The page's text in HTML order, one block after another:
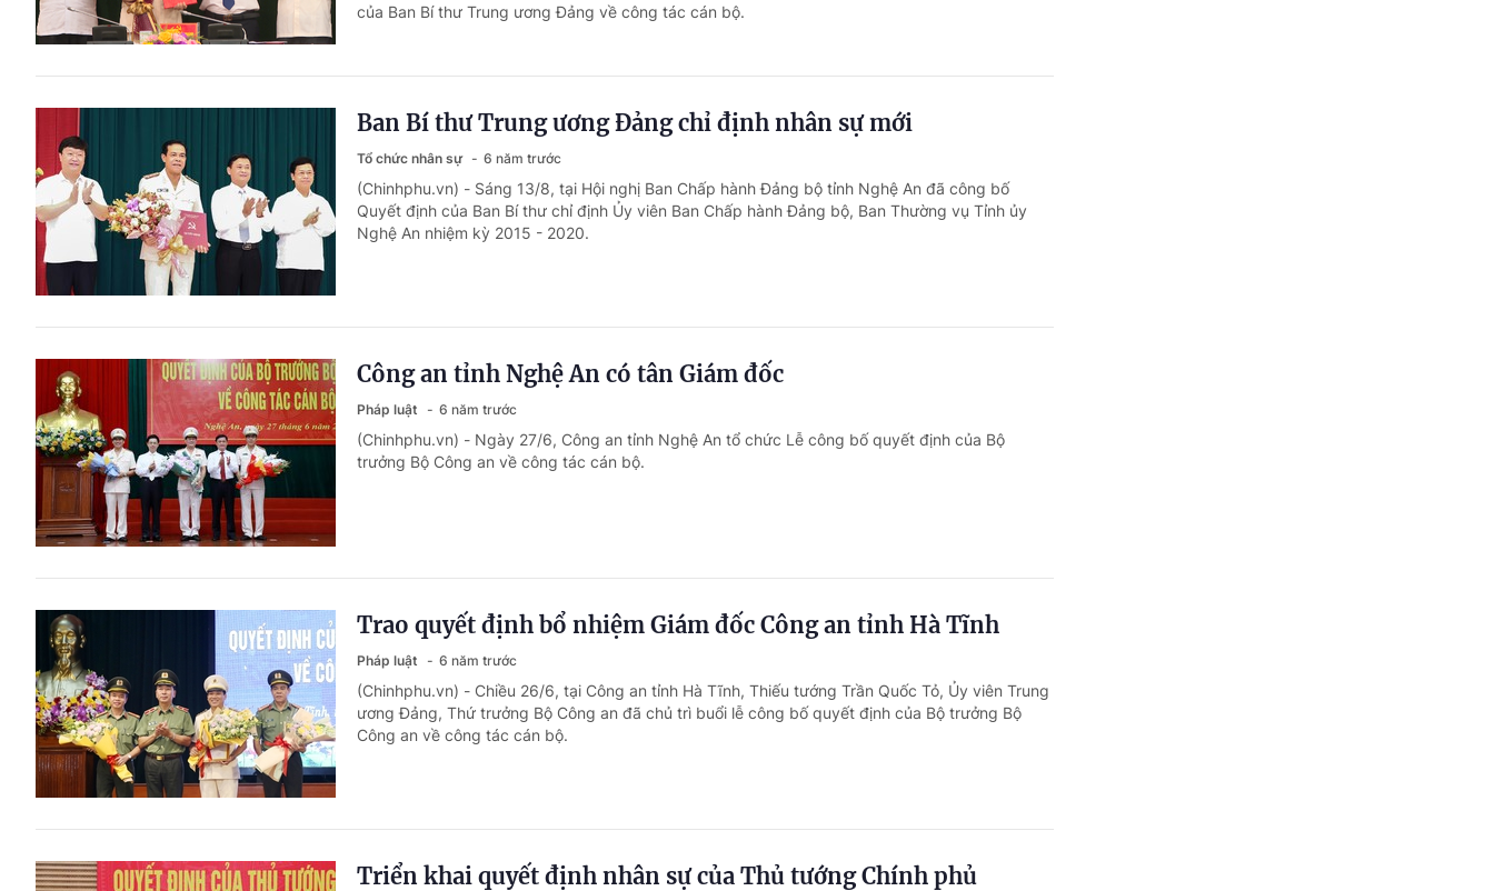
của Ban Bí thư Trung ương Đảng về công tác cán bộ.
Ban Bí thư Trung ương Đảng chỉ định nhân sự mới
Tổ chức nhân sự 6 năm trước
(Chinhphu.vn) - Sáng 13/8, tại Hội nghị Ban Chấp hành Đảng bộ tỉnh Nghệ An đã công bố
Quyết định của Ban Bí thư chỉ định Ủy viên Ban Chấp hành Đảng bộ, Ban Thường vụ Tỉnh ủy
Nghệ An nhiệm kỳ 2015 - 2020.
Công an tỉnh Nghệ An có tân Giám đốc
Pháp luật 6 năm trước
(Chinhphu.vn) - Ngày 27/6, Công an tỉnh Nghệ An tổ chức Lễ công bố quyết định của Bộ
trưởng Bộ Công an về công tác cán bộ.
Trao quyết định bổ nhiệm Giám đốc Công an tỉnh Hà Tĩnh
Pháp luật 6 năm trước
(Chinhphu.vn) - Chiều 26/6, tại Công an tỉnh Hà Tĩnh, Thiếu tướng Trần Quốc Tỏ, Ủy viên Trung
ương Đảng, Thứ trưởng Bộ Công an đã chủ trì buổi lễ công bố quyết định của Bộ trưởng Bộ
Công an về công tác cán bộ.
Triển khai quyết định nhân sự của Thủ tướng Chính phủ